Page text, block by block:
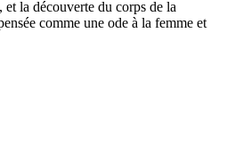
la découverte du corps de la
comme une ode à la femme et